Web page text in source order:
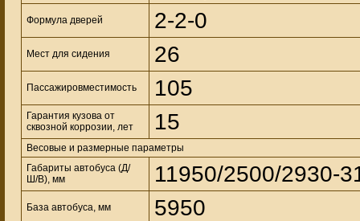
Формула дверей 2-2-0
Мест для сидения 26
Пассажировместимость 105
Гарантия кузова от
сквозной коррозии, лет
15
Весовые и размерные параметры
Габариты автобуса (Д/
Ш/В), мм
11950/2500/2930-
База автобуса, мм 5950